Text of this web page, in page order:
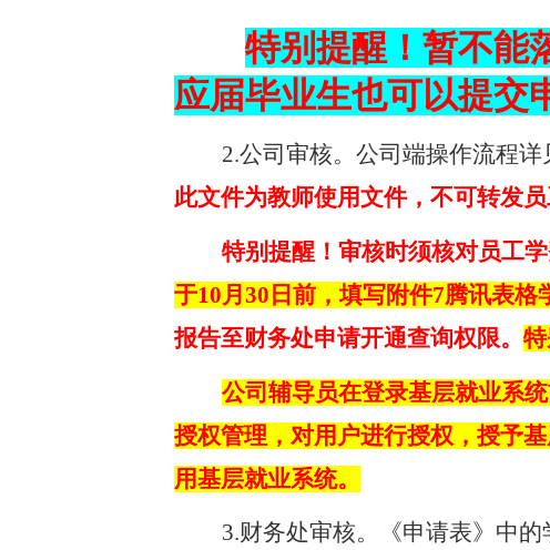
特别提醒！暂不能
应届毕业生也可以提交
2.公司审核。公司端操作流程详
此文件为教师使用文件，不可转发
特别提醒！审核时须核对员工
于10月 30 日前，填写附件7腾讯表格
报告至财务处申请开通查询权限。
公司辅导员在登录基层就业系
授权管理，对用户进行授权，授予
用基层就业系统。
3.财务处审核。《申请表》中